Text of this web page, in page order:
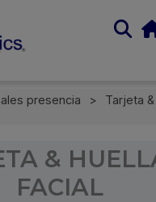
presencia >
Tarjeta
&
FACIAL